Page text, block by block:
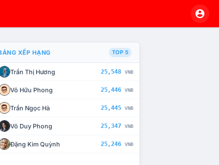
CHẾ TÀI XỬ LÝ VI PHẠM
XẾP HẠNG TOP 5
Trần Thị Hương 25,548 VNĐ
Võ Hữu Phong 25,446 VNĐ
Trần Ngọc Hà 25,445 VNĐ
Võ Duy Phong 25,347 VNĐ
Đặng Kim Quỳnh 25,246 VNĐ